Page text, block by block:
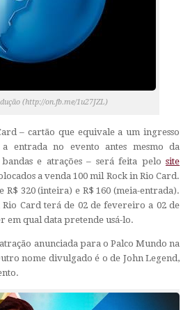
(http://on.fb.me/1u27JZL)
– cartão que equivale a um ingresso
entrada no evento antes mesmo da
e atrações – será feita pelo site
a venda 100 mil Rock in Rio Card.
R$ 320 (inteira) e R$ 160 (meia-entrada).
Card terá de 02 de fevereiro a 02 de
em qual data pretende usá-lo.
anunciada para o Palco Mundo na
nome divulgado é o de John Legend,